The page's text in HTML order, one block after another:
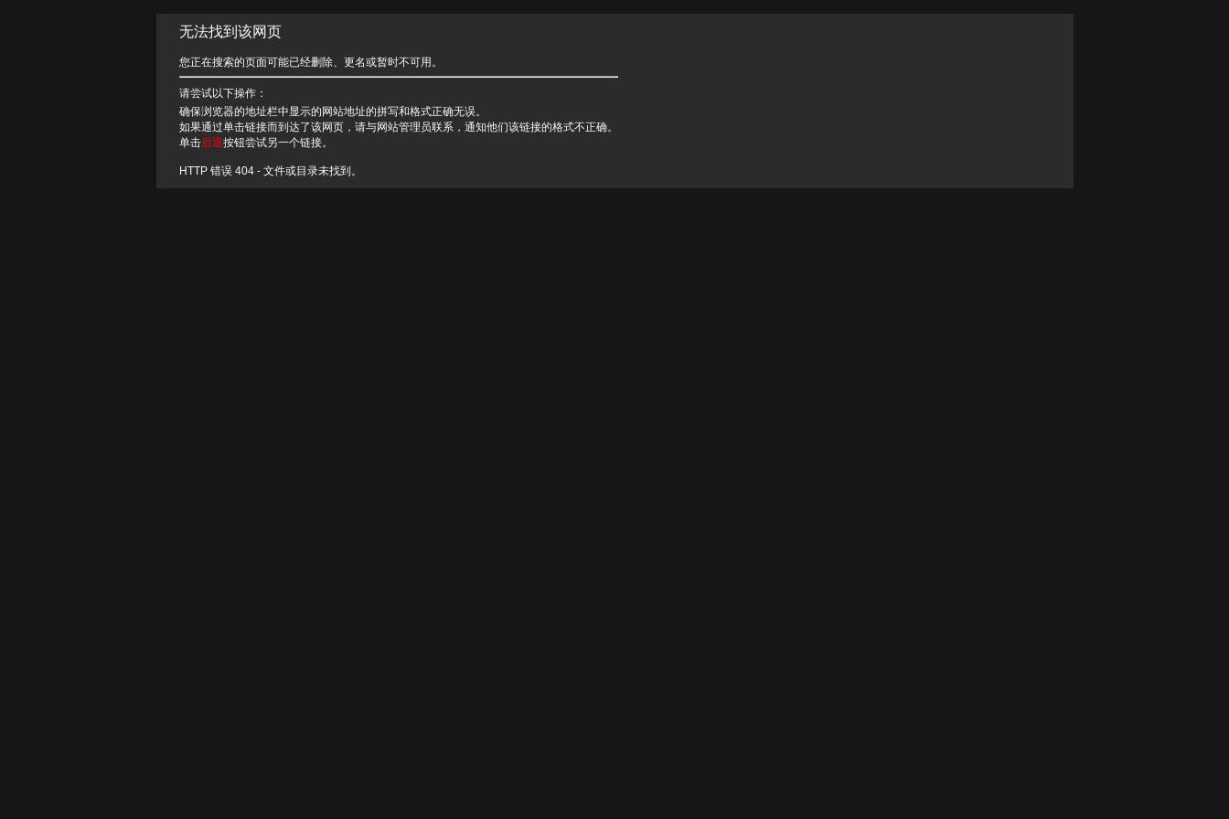
无法找到该网页
您正在搜索的页面可能已经删除、更名或暂时不可用。
请尝试以下操作：
确保浏览器的地址栏中显示的网站地址的拼写和格式正确无误。
如果通过单击链接而到达了该网页，请与网站管理员联系，通知他们该链接的格式不正确。
单击后退按钮尝试另一个链接。
HTTP 错误 404 - 文件或目录未找到。